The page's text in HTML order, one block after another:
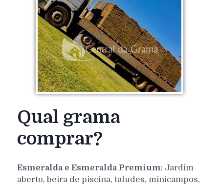
Qual grama
comprar?
Esmeralda e Esmeralda Premium: Jardim
aberto, beira de piscina, taludes, minicampos,